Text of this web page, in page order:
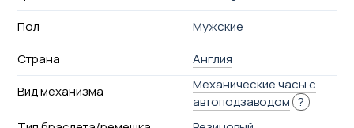
Пол
Мужские
Страна
Англия
Вид механизма
Механические часы с
автоподзаводом ?